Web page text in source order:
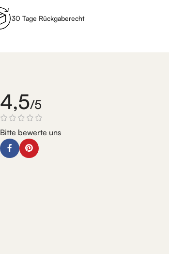
30 Tage Rückgaberecht
4,5/5
Bitte bewerte uns